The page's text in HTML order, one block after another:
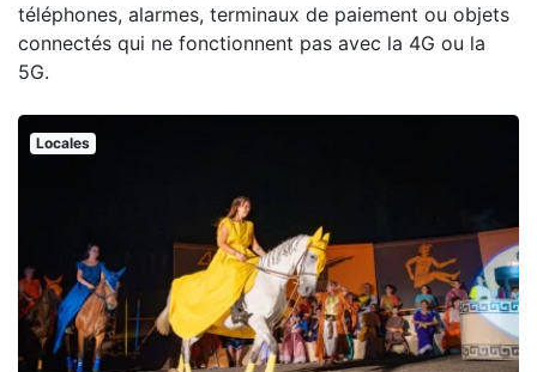
téléphones, alarmes, terminaux de paiement ou objets
connectés qui ne fonctionnent pas avec la 4G ou la
5G.
Locales